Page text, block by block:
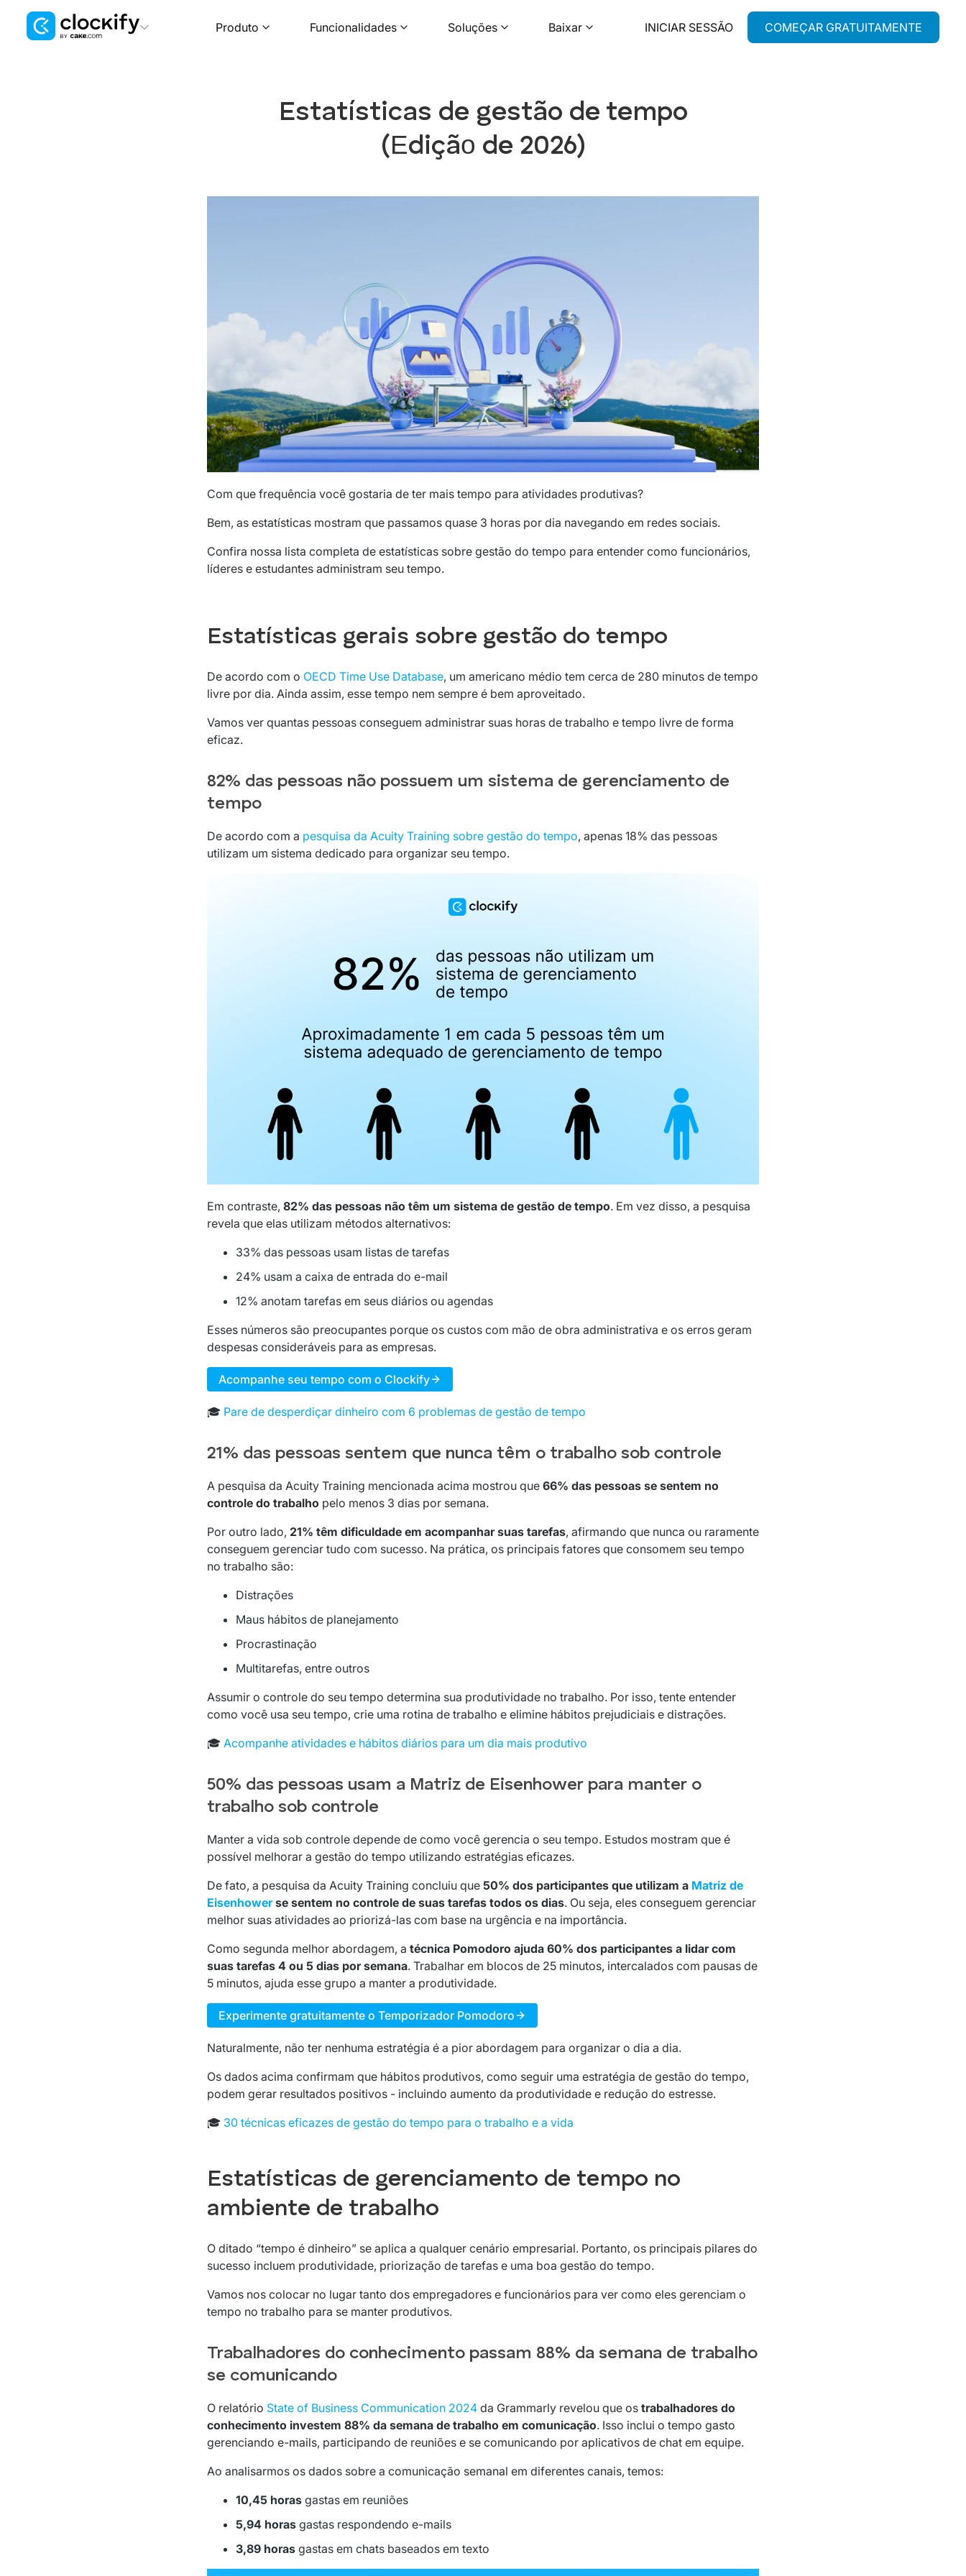
Produto Funcionalidades Soluções Baixar INICIAR SESSÃO COMEÇAR GRATUITAMENTE
Estatísticas de gestão de tempo
(Еdiçãо de 2026)
Com que frequência você gostaria de ter mais tempo para atividades produtivas?
Bem, as estatísticas mostram que passamos quase 3 horas por dia navegando em redes sociais.
Confira nossa lista completa de estatísticas sobre gestão do tempo para entender como funcionários,
líderes e estudantes administram seu tempo.
Estatísticas gerais sobre gestão do tempo
De acordo com o OECD Time Use Database, um americano médio tem cerca de 280 minutos de tempo
livre por dia. Ainda assim, esse tempo nem sempre é bem aproveitado.
Vamos ver quantas pessoas conseguem administrar suas horas de trabalho e tempo livre de forma
eficaz.
82% das pessoas não possuem um sistema de gerenciamento de
tempo
De acordo com a pesquisa da Acuity Training sobre gestão do tempo, apenas 18% das pessoas
utilizam um sistema dedicado para organizar seu tempo.
Em contraste, 82% das pessoas não têm um sistema de gestão de tempo. Em vez disso, a pesquisa
revela que elas utilizam métodos alternativos:
33% das pessoas usam listas de tarefas
24% usam a caixa de entrada do e-mail
12% anotam tarefas em seus diários ou agendas
Esses números são preocupantes porque os custos com mão de obra administrativa e os erros geram
despesas consideráveis ​​para as empresas.
Acompanhe seu tempo com o Clockify
🎓 Pare de desperdiçar dinheiro com 6 problemas de gestão de tempo
21% das pessoas sentem que nunca têm o trabalho sob controle
A pesquisa da Acuity Training mencionada acima mostrou que 66% das pessoas se sentem no
controle do trabalho pelo menos 3 dias por semana.
Por outro lado, 21% têm dificuldade em acompanhar suas tarefas, afirmando que nunca ou raramente
conseguem gerenciar tudo com sucesso. Na prática, os principais fatores que consomem seu tempo
no trabalho são:
Distrações
Maus hábitos de planejamento
Procrastinação
Multitarefas, entre outros
Assumir o controle do seu tempo determina sua produtividade no trabalho. Por isso, tente entender
como você usa seu tempo, crie uma rotina de trabalho e elimine hábitos prejudiciais e distrações.
🎓 Acompanhe atividades e hábitos diários para um dia mais produtivo
50% das pessoas usam a Matriz de Eisenhower para manter o
trabalho sob controle
Manter a vida sob controle depende de como você gerencia o seu tempo. Estudos mostram que é
possível melhorar a gestão do tempo utilizando estratégias eficazes.
De fato, a pesquisa da Acuity Training concluiu que 50% dos participantes que utilizam a Matriz de
Eisenhowerse sentem no controle de suas tarefas todos os dias. Ou seja, eles conseguem gerenciar
melhor suas atividades ao priorizá-las com base na urgência e na importância.
Como segunda melhor abordagem, a técnica Pomodoro ajuda 60% dos participantes a lidar com
suas tarefas 4 ou 5 dias por semana. Trabalhar em blocos de 25 minutos, intercalados com pausas de
5 minutos, ajuda esse grupo a manter a produtividade.
Experimente gratuitamente o Temporizador Pomodoro
Naturalmente, não ter nenhuma estratégia é a pior abordagem para organizar o dia a dia.
Os dados acima confirmam que hábitos produtivos, como seguir uma estratégia de gestão do tempo,
podem gerar resultados positivos - incluindo aumento da produtividade e redução do estresse.
🎓 30 técnicas eficazes de gestão do tempo para o trabalho e a vida
Estatísticas de gerenciamento de tempo no
ambiente de trabalho
O ditado “tempo é dinheiro” se aplica a qualquer cenário empresarial. Portanto, os principais pilares do
sucesso incluem produtividade, priorização de tarefas e uma boa gestão do tempo.
Vamos nos colocar no lugar tanto dos empregadores e funcionários para ver como eles gerenciam o
tempo no trabalho para se manter produtivos.
Trabalhadores do conhecimento passam 88% da semana de trabalho
se comunicando
O relatório State of Business Communication 2024 da Grammarly revelou que os trabalhadores do
conhecimento investem 88% da semana de trabalho em comunicação. Isso inclui o tempo gasto
gerenciando e-mails, participando de reuniões e se comunicando por aplicativos de chat em equipe.
Ao analisarmos os dados sobre a comunicação semanal em diferentes canais, temos:
10,45 horas gastas em reuniões
5,94 horas gastas respondendo e-mails
3,89 horas gastas em chats baseados em texto